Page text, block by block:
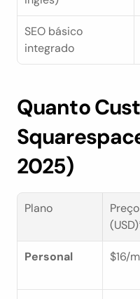
SEO básico
integrado
Quanto
2025)
Plano
Preço
Personal $16/